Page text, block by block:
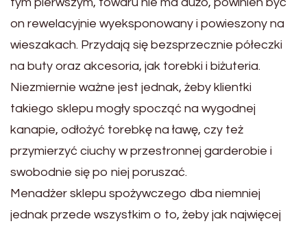
on rewelacyjnie wyeksponowany i powieszony na
wieszakach. Przydają się bezsprzecznie półeczki
na buty oraz akcesoria, jak torebki i biżuteria.
Niezmiernie ważne jest jednak, żeby klientki
takiego sklepu mogły spocząć na wygodnej
kanapie, odłożyć torebkę na ławę, czy też
przymierzyć ciuchy w przestronnej garderobie i
swobodnie się po niej poruszać.
Menadżer sklepu spożywczego dba niemniej
jednak przede wszystkim o to, żeby jak najwięcej